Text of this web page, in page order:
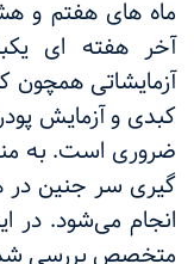
ماه های هفتم و
آخر هفته ای
آزمایشاتی
کبدی و آزمایش
ضروری است. به
گیری سر جنین در
انجام می‌شود.
متخصص بررسی